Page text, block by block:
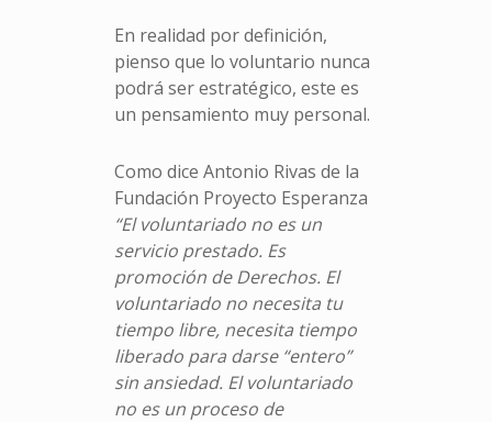
En realidad por definición,
pienso que lo voluntario nunca
podrá ser estratégico, este es
un pensamiento muy personal.
Como dice Antonio Rivas de la
Fundación Proyecto Esperanza
“El voluntariado no es un
servicio prestado. Es
promoción de Derechos. El
voluntariado no necesita tu
tiempo libre, necesita tiempo
liberado para darse “entero”
sin ansiedad. El voluntariado
no es un proceso de